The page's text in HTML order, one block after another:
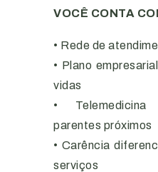
VOCÊ CONTA
• Rede de
• Plano
vidas
•
parentes próximos
• Carência
serviços